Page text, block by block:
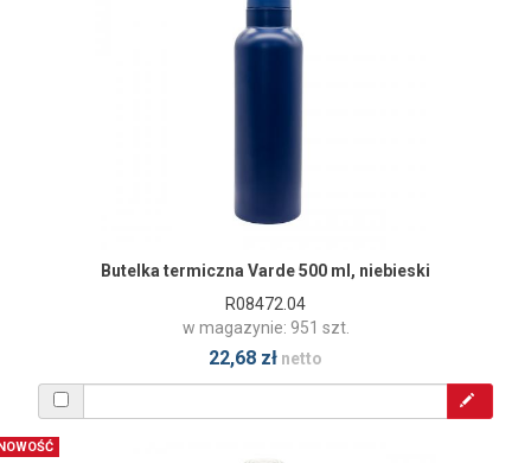
Butelka termiczna Varde 500 ml, niebieski
R08472.04
w magazynie: 951 szt.
22,68 zł netto